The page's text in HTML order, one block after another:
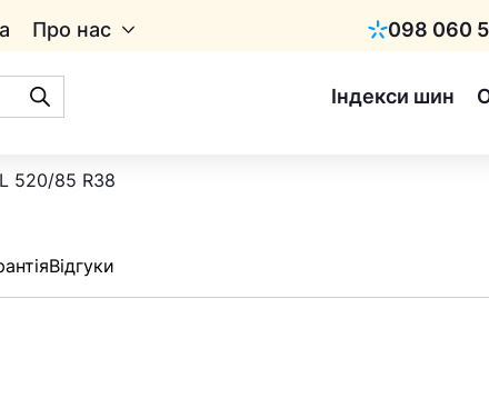
Про нас 098 060
Київстар
Індекси шин
520/85 R38
Відгуки